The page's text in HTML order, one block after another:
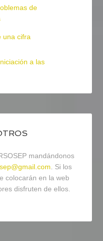
de
una cifra
a las
mandándonos
. Si los
colocarán en la web
disfruten de ellos.